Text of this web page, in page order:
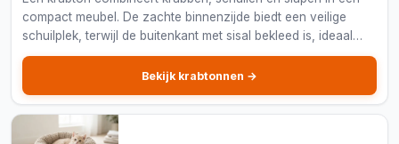
compact meubel. De zachte binnenzijde biedt een veilige
schuilplek, terwijl de buitenkant met sisal bekleed is, ideaal
voor kleinere ruimtes.
Bekijk krabtonnen →